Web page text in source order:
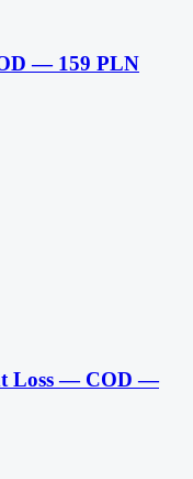
— 159 PLN
Loss — COD —